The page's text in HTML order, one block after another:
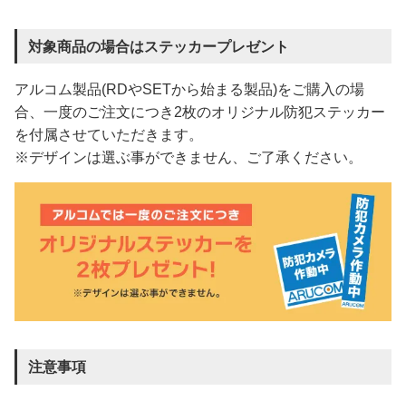
対象商品の場合はステッカープレゼント
アルコム製品(RDやSETから始まる製品)をご購入の場
合、一度のご注文につき2枚のオリジナル防犯ステッカー
を付属させていただきます。
※デザインは選ぶ事ができません、ご了承ください。
注意事項